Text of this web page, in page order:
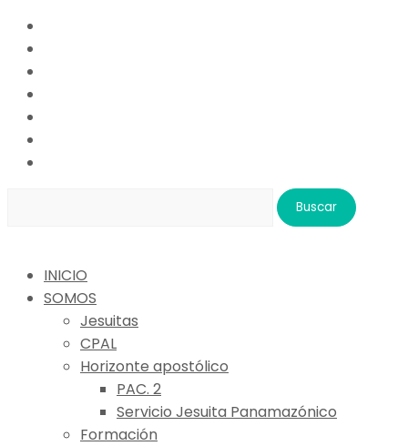
INICIO
SOMOS
Jesuitas
CPAL
Horizonte apostólico
PAC. 2
Servicio Jesuita Panamazónico
Formación